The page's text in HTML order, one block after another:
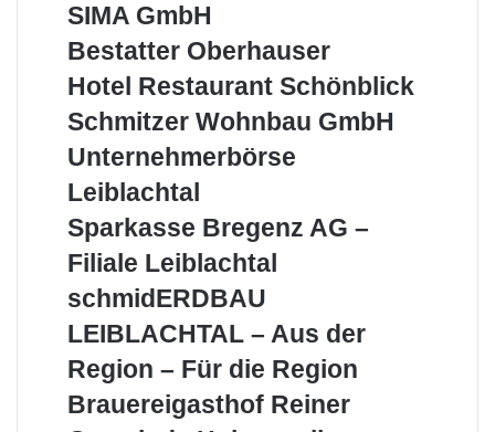
SIMA
SIMA GmbH
Bestatter
Bestatter Oberhauser
Hotel
Schönblick
Hotel Restaurant Schönblick
Schmitzer
GmbH
Schmitzer Wohnbau GmbH
Unternehmerbörse
Unternehmerbörse
Leiblachtal
Sparkasse
Bregenz
AG
–
Leiblachtal
Sparkasse Bregenz AG –
Filiale Leiblachtal
schmidERDBAU
–
Aus
Region
schmidERDBAU
LEIBLACHTAL – Aus der
Region – Für die Region
Brauereigasthof
Brauereigasthof Reiner